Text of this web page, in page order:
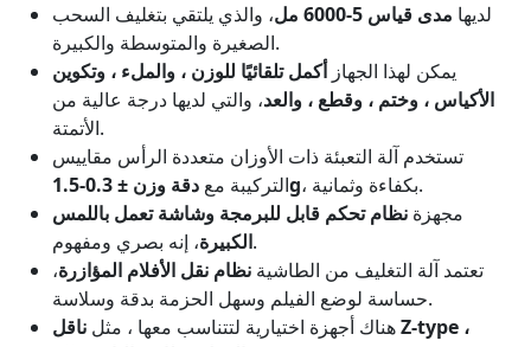
لديها مدى قياس 5-6000 مل
، والذي يلتقي بتغليف السحب
الصغيرة والمتوسطة والكبيرة.
يمكن لهذا الجهازأكمل تلقائيًا للوزن ، والملء ، وتكوين
الأكياس ، وختم ، وقطع ، والعد، والتي لديها درجة عالية من
الأتمتة.
تستخدم آلة التعبئة ذات الأوزان متعددة الرأس مقاييس
التركيبة مع دقة وزن ± 0.3-1.5g
، بكفاءة وثمانية.
مجهزة نظام تحكم قابل للبرمجة وشاشة تعمل باللمس
الكبيرة، إنه بصري ومفهوم.
تعتمد آلة التغليف من الطاشية نظام نقل الأفلام المؤازرة،
حساسة لوضع الفيلم وسهل الحزمة بدقة وسلاسة.
هناك أجهزة اختيارية لتتناسب معها ، مثل ناقل Z-type ،